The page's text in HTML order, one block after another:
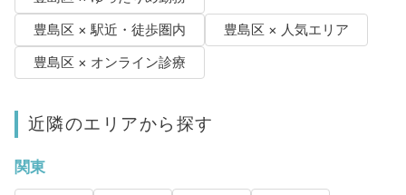
豊島区 × 駅近・徒歩圏内
豊島区 × 人気エリア
豊島区 × オンライン診療
近隣のエリアから探す
関東